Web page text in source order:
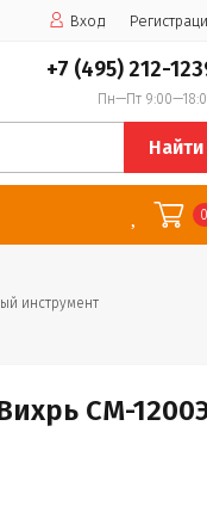
Вход
+7 (495) 212-
Пн—Пт
Найти
инструмент
СМ-